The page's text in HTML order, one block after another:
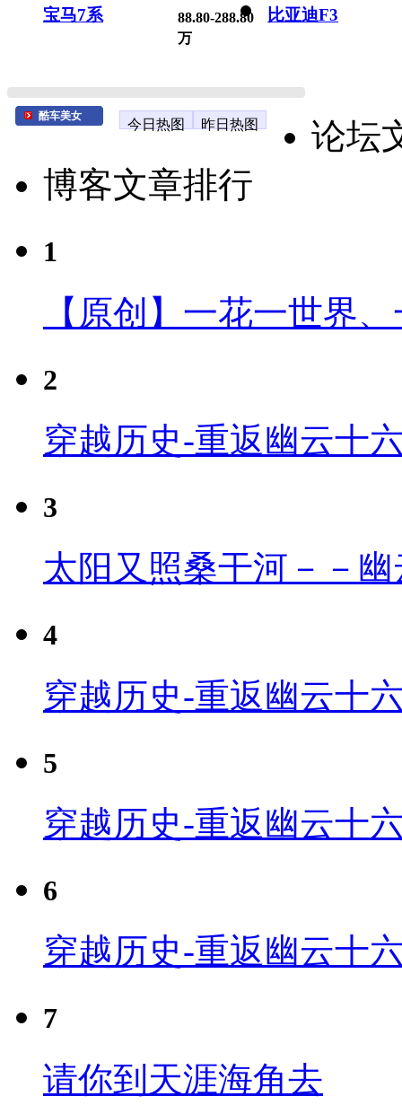
宝马7系
88.80-288.80
万
比亚迪F3
酷车美女
今日热图 昨日热图
论坛
博客文章排行
1
【原创】一花一世界
2
穿越历史-重返幽云十
3
太阳又照桑干河－－
4
穿越历史-重返幽云十
5
穿越历史-重返幽云十
6
穿越历史-重返幽云十
7
请你到天涯海角去